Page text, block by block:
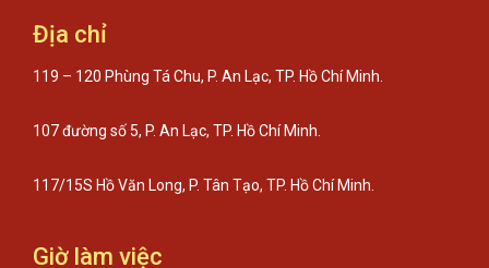
Địa chỉ
119 – 120 Phùng Tá Chu, P. An Lạc, TP. Hồ Chí Minh.
107 đường số 5, P. An Lạc, TP. Hồ Chí Minh.
117/15S Hồ Văn Long, P. Tân Tạo, TP. Hồ Chí Minh.
Giờ làm việc